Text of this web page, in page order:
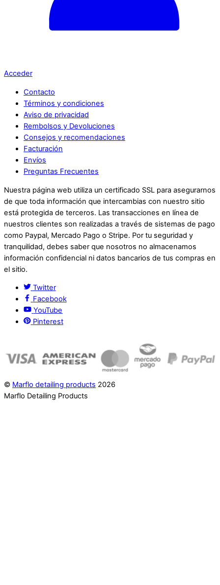
Acceder
Contacto
Términos y condiciones
Aviso de privacidad
Rembolsos y Devoluciones
Consejos y recomendaciones
Facturación
Envíos
Preguntas Frecuentes
Nuestra página web utiliza un certificado SSL para asegurarnos
de que toda información que intercambias con nuestro sitio
está protegida de terceros. Las transacciones en línea de
nuestros clientes son realizadas a través de sistemas de pago
como Paypal, Mercado Pago o Stripe. Por tu seguridad y
tranquilidad, debes saber que nosotros no almacenamos
información confidencial ni datos bancarios de tus compras en
el sitio.
Twitter
Facebook
YouTube
Pinterest
© Marflo detailing products 2026
Marflo Detailing Products